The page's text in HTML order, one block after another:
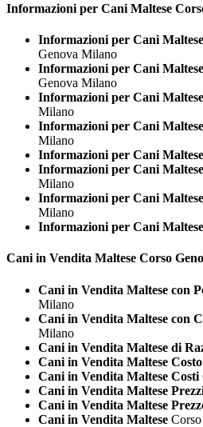
Informazioni per Cani Maltese
Informazioni per Cani
Genova Milano
Informazioni per Cani
Genova Milano
Informazioni per Cani
Milano
Informazioni per Cani
Milano
Informazioni per Cani
Informazioni per Cani
Milano
Informazioni per Cani
Milano
Informazioni per Cani Maltese
Cani in Vendita Maltese Corso
Cani in Vendita Maltese con
Milano
Cani in Vendita Maltese con
Milano
Cani in Vendita Maltese di
Cani in Vendita Maltese Costo
Cani in Vendita Maltese Costi
Cani in Vendita Maltese
Cani in Vendita Maltese
Cani in Vendita Maltese